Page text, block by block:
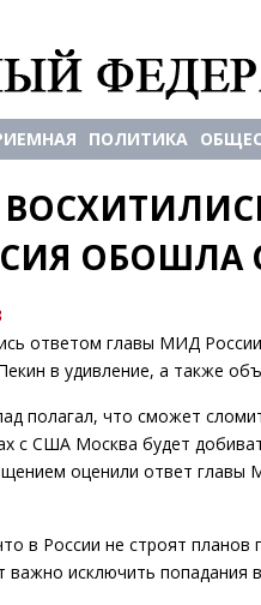
ПОЛИТИКА
ОБОШЛА
ответом главы МИД
в удивление, а также
полагал, что сможет
с США Москва будет
оценили ответ
в России не строят
важно исключить попадания